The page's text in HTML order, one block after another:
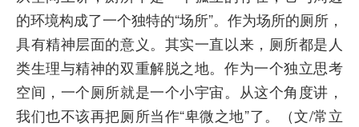
的环境构成了一个独特的“场所”。作为场所的厕所，
具有精神层面的意义。其实一直以来，厕所都是人
类生理与精神的双重解脱之地。作为一个独立思考
空间，一个厕所就是一个小宇宙。从这个角度讲，
我们也不该再把厕所当作“卑微之地”了。（文/常立